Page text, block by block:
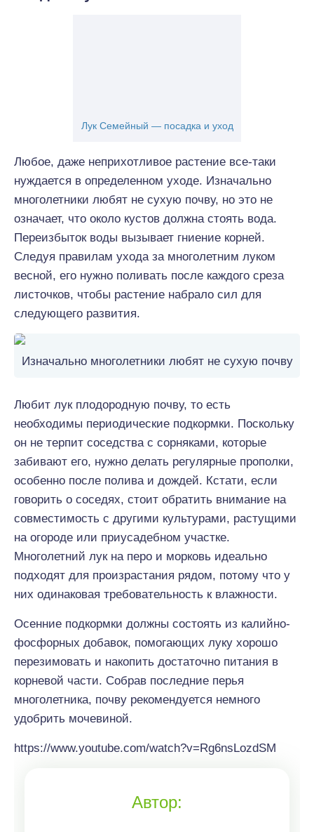
Лук Семейный — посадка и уход
Любое, даже неприхотливое растение все-таки
нуждается в определенном уходе. Изначально
многолетники любят не сухую почву, но это не
означает, что около кустов должна стоять вода.
Переизбыток воды вызывает гниение корней.
Следуя правилам ухода за многолетним луком
весной, его нужно поливать после каждого среза
листочков, чтобы растение набрало сил для
следующего развития.
Изначально многолетники любят не сухую почву
Любит лук плодородную почву, то есть
необходимы периодические подкормки. Поскольку
он не терпит соседства с сорняками, которые
забивают его, нужно делать регулярные прополки,
особенно после полива и дождей. Кстати, если
говорить о соседях, стоит обратить внимание на
совместимость с другими культурами, растущими
на огороде или приусадебном участке.
Многолетний лук на перо и морковь идеально
подходят для произрастания рядом, потому что у
них одинаковая требовательность к влажности.
Осенние подкормки должны состоять из калийно-
фосфорных добавок, помогающих луку хорошо
перезимовать и накопить достаточно питания в
корневой части. Собрав последние перья
многолетника, почву рекомендуется немного
удобрить мочевиной.
https://www.youtube.com/watch?v=Rg6nsLozdSM
Автор: